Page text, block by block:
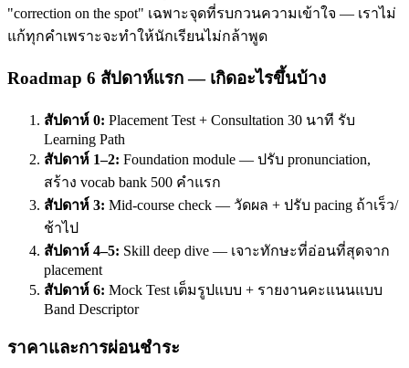
"correction on the spot" เฉพาะจุดที่รบกวนความเข้าใจ — เราไม่
แก้ทุกคำเพราะจะทำให้นักเรียนไม่กล้าพูด
Roadmap 6 สัปดาห์แรก — เกิดอะไรขึ้นบ้าง
สัปดาห์ 0: Placement Test + Consultation 30 นาที รับ
Learning Path
สัปดาห์ 1–2: Foundation module — ปรับ pronunciation,
สร้าง vocab bank 500 คำแรก
สัปดาห์ 3: Mid-course check — วัดผล + ปรับ pacing ถ้าเร็ว/
ช้าไป
สัปดาห์ 4–5: Skill deep dive — เจาะทักษะที่อ่อนที่สุดจาก
placement
สัปดาห์ 6: Mock Test เต็มรูปแบบ + รายงานคะแนนแบบ
Band Descriptor
ราคาและการผ่อนชำระ